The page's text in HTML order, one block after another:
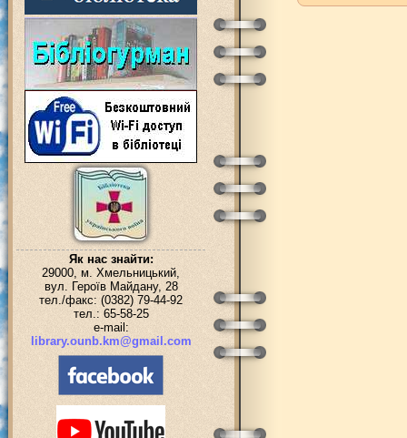
Як нас знайти:
29000, м. Хмельницький,
вул. Героїв Майдану, 28
тел./факс: (0382) 79-44-92
тел.: 65-58-25
e-mail:
library.ounb.km@gmail.com